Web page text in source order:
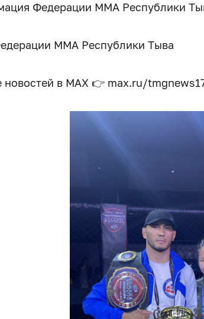
Федерации ММА Республики
ММА Республики Тыва
новостей в МАХ 👉 max.ru/